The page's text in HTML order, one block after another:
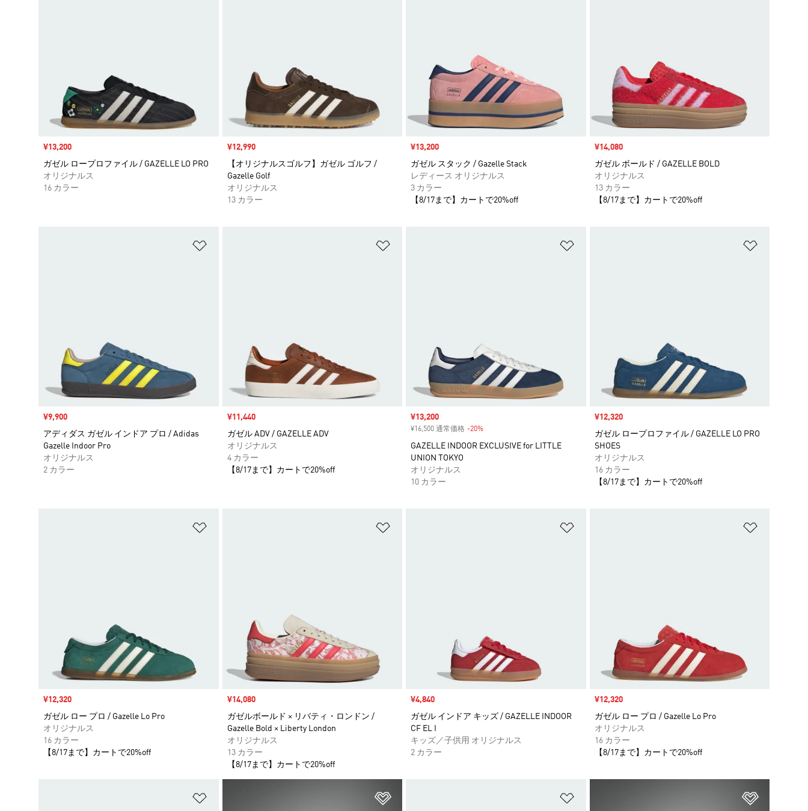
セール価格
¥13,200
ガゼル ロープロファイル / GAZELLE LO PRO
オリジナルス
16 カラー
セール価格
¥12,990
【オリジナルスゴルフ】ガゼル ゴルフ /
Gazelle Golf
オリジナルス
13 カラー
セール価格
¥13,200
ガゼル スタック / Gazelle Stack
レディース オリジナルス
3 カラー
【8/17まで】カートで20%off
セール価格
¥14,080
ガゼル ボールド / GAZELLE BOLD
オリジナルス
13 カラー
【8/17まで】カートで20%off
セール価格
¥9,900
アディダス ガゼル インドア プロ / Adidas
Gazelle Indoor Pro
オリジナルス
2 カラー
セール価格
¥11,440
ガゼル ADV / GAZELLE ADV
オリジナルス
4 カラー
【8/17まで】カートで20%off
セール価格
¥13,200
¥16,500 通常価格 -20%
GAZELLE INDOOR EXCLUSIVE for LITTLE
UNION TOKYO
オリジナルス
10 カラー
セール価格
¥12,320
ガゼル ロープロファイル / GAZELLE LO PRO
SHOES
オリジナルス
16 カラー
【8/17まで】カートで20%off
セール価格
¥12,320
ガゼル ロー プロ / Gazelle Lo Pro
オリジナルス
16 カラー
【8/17まで】カートで20%off
セール価格
¥14,080
ガゼルボールド × リバティ・ロンドン /
Gazelle Bold × Liberty London
オリジナルス
13 カラー
【8/17まで】カートで20%off
セール価格
¥4,840
ガゼル インドア キッズ / GAZELLE INDOOR
CF EL I
キッズ／子供用 オリジナルス
2 カラー
セール価格
¥12,320
ガゼル ロー プロ / Gazelle Lo Pro
オリジナルス
16 カラー
【8/17まで】カートで20%off